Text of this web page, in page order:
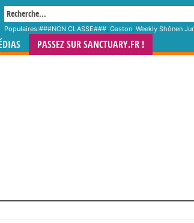
Populaires:###NON CLASSE###, Gaston, Weekly Shônen
PASSEZ SUR SANCTUARY.FR !